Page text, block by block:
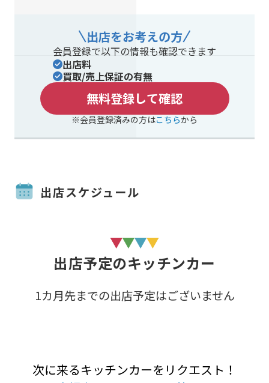
出店をお考えの方
会員登録で以下の情報も確認できます
出店料
買取/売上保証の有無
無料登録して確認
※会員登録済みの方はこちらから
出店スケジュール
出店予定のキッチンカー
1カ月先までの出店予定はございません
次に来るキッチンカーをリクエスト！